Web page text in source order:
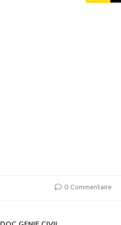
0 Commentaire